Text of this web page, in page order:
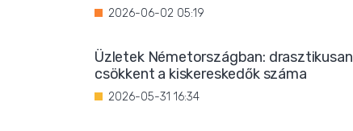
2026-06-02 05:19
Üzletek Németországban: drasztikusan
csökkent a kiskereskedők száma
2026-05-31 16:34